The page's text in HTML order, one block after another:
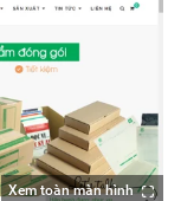
Xem toàn màn hình